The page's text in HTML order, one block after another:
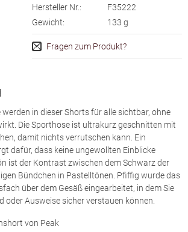
Hersteller Nr.:
F35222
Gewicht:
133 g
Fragen zum Produkt?
in dieser Shorts für alle sichtbar, ohne
Die Sporthose ist ultrakurz geschnitten mit
damit nichts verrutschen kann. Ein
dafür, dass keine ungewollten Einblicke
ist der Kontrast zwischen dem Schwarz der
Bündchen in Pastelltönen. Pfiffig wurde das
über dem Gesäß eingearbeitet, in dem Sie
oder Ausweise sicher verstauen können.
von Peak